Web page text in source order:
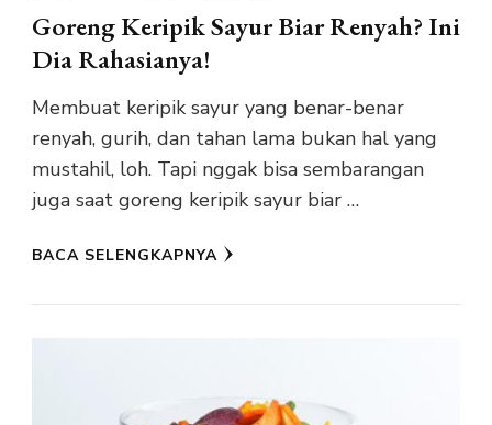
Goreng Keripik Sayur Biar Renyah? Ini
Dia Rahasianya!
Membuat keripik sayur yang benar-benar
renyah, gurih, dan tahan lama bukan hal yang
mustahil, loh. Tapi nggak bisa sembarangan
juga saat goreng keripik sayur biar …
BACA SELENGKAPNYA